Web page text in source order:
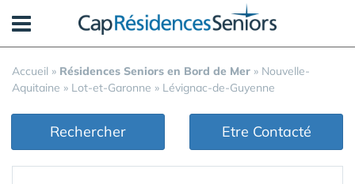
Accueil » Résidences Seniors en Bord de Mer » Nouvelle-
Aquitaine » Lot-et-Garonne » Lévignac-de-Guyenne
Rechercher Etre Contacté